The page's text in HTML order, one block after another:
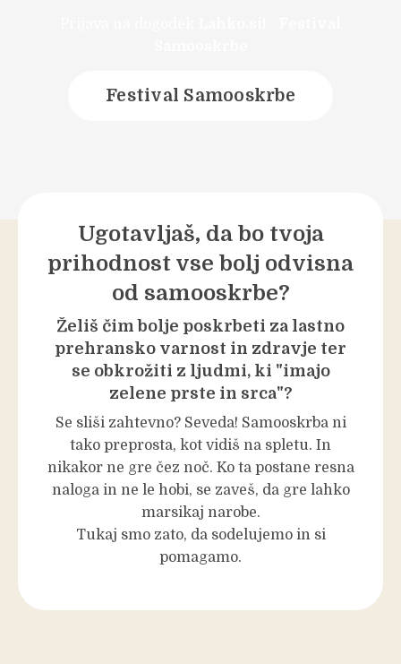
Festival Samooskrbe
Ugotavljaš, da bo tvoja
prihodnost vse bolj odvisna
od samooskrbe?
Želiš čim bolje poskrbeti za lastno
prehransko varnost in zdravje ter
se obkrožiti z ljudmi, ki "imajo
zelene prste in srca"?
Se sliši zahtevno? Seveda! Samooskrba ni
tako preprosta, kot vidiš na spletu. In
nikakor ne gre čez noč. Ko ta postane resna
naloga in ne le hobi, se zaveš, da gre lahko
marsikaj narobe.
Tukaj smo zato, da sodelujemo in si
pomagamo.